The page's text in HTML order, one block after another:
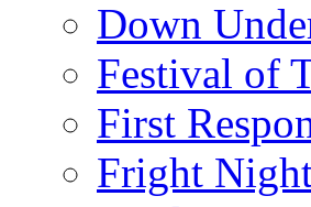
Down
Festival of
First
Fright